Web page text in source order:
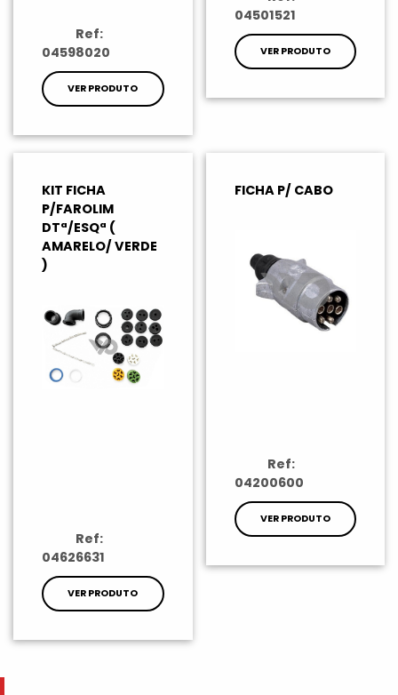
Ref:
04598020
VER PRODUTO
04501521
VER PRODUTO
KIT FICHA
P/FAROLIM
DTª/ESQª (
AMARELO/ VERDE
)
Ref:
04626631
VER PRODUTO
FICHA P/ CABO
Ref:
04200600
VER PRODUTO